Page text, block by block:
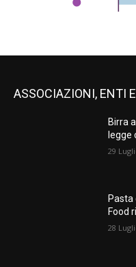
ASSOCIAZIONI, ENTI
Birra
legge
29
Pasta
Food
28